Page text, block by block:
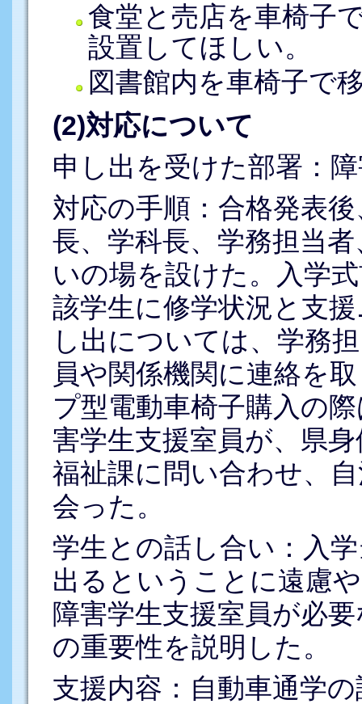
食堂と売店を車椅子
設置してほしい。
図書館内を車椅子で
(2)対応について
申し出を受けた部署：
対応の手順：合格発表
長、学科長、学務担当
いの場を設けた。入学
該学生に修学状況と支
し出については、学務
員や関係機関に連絡を
プ型電動車椅子購入の
害学生支援室員が、県
福祉課に問い合わせ、
会った。
学生との話し合い：入
出るということに遠慮
障害学生支援室員が必
の重要性を説明した。
支援内容：自動車通学